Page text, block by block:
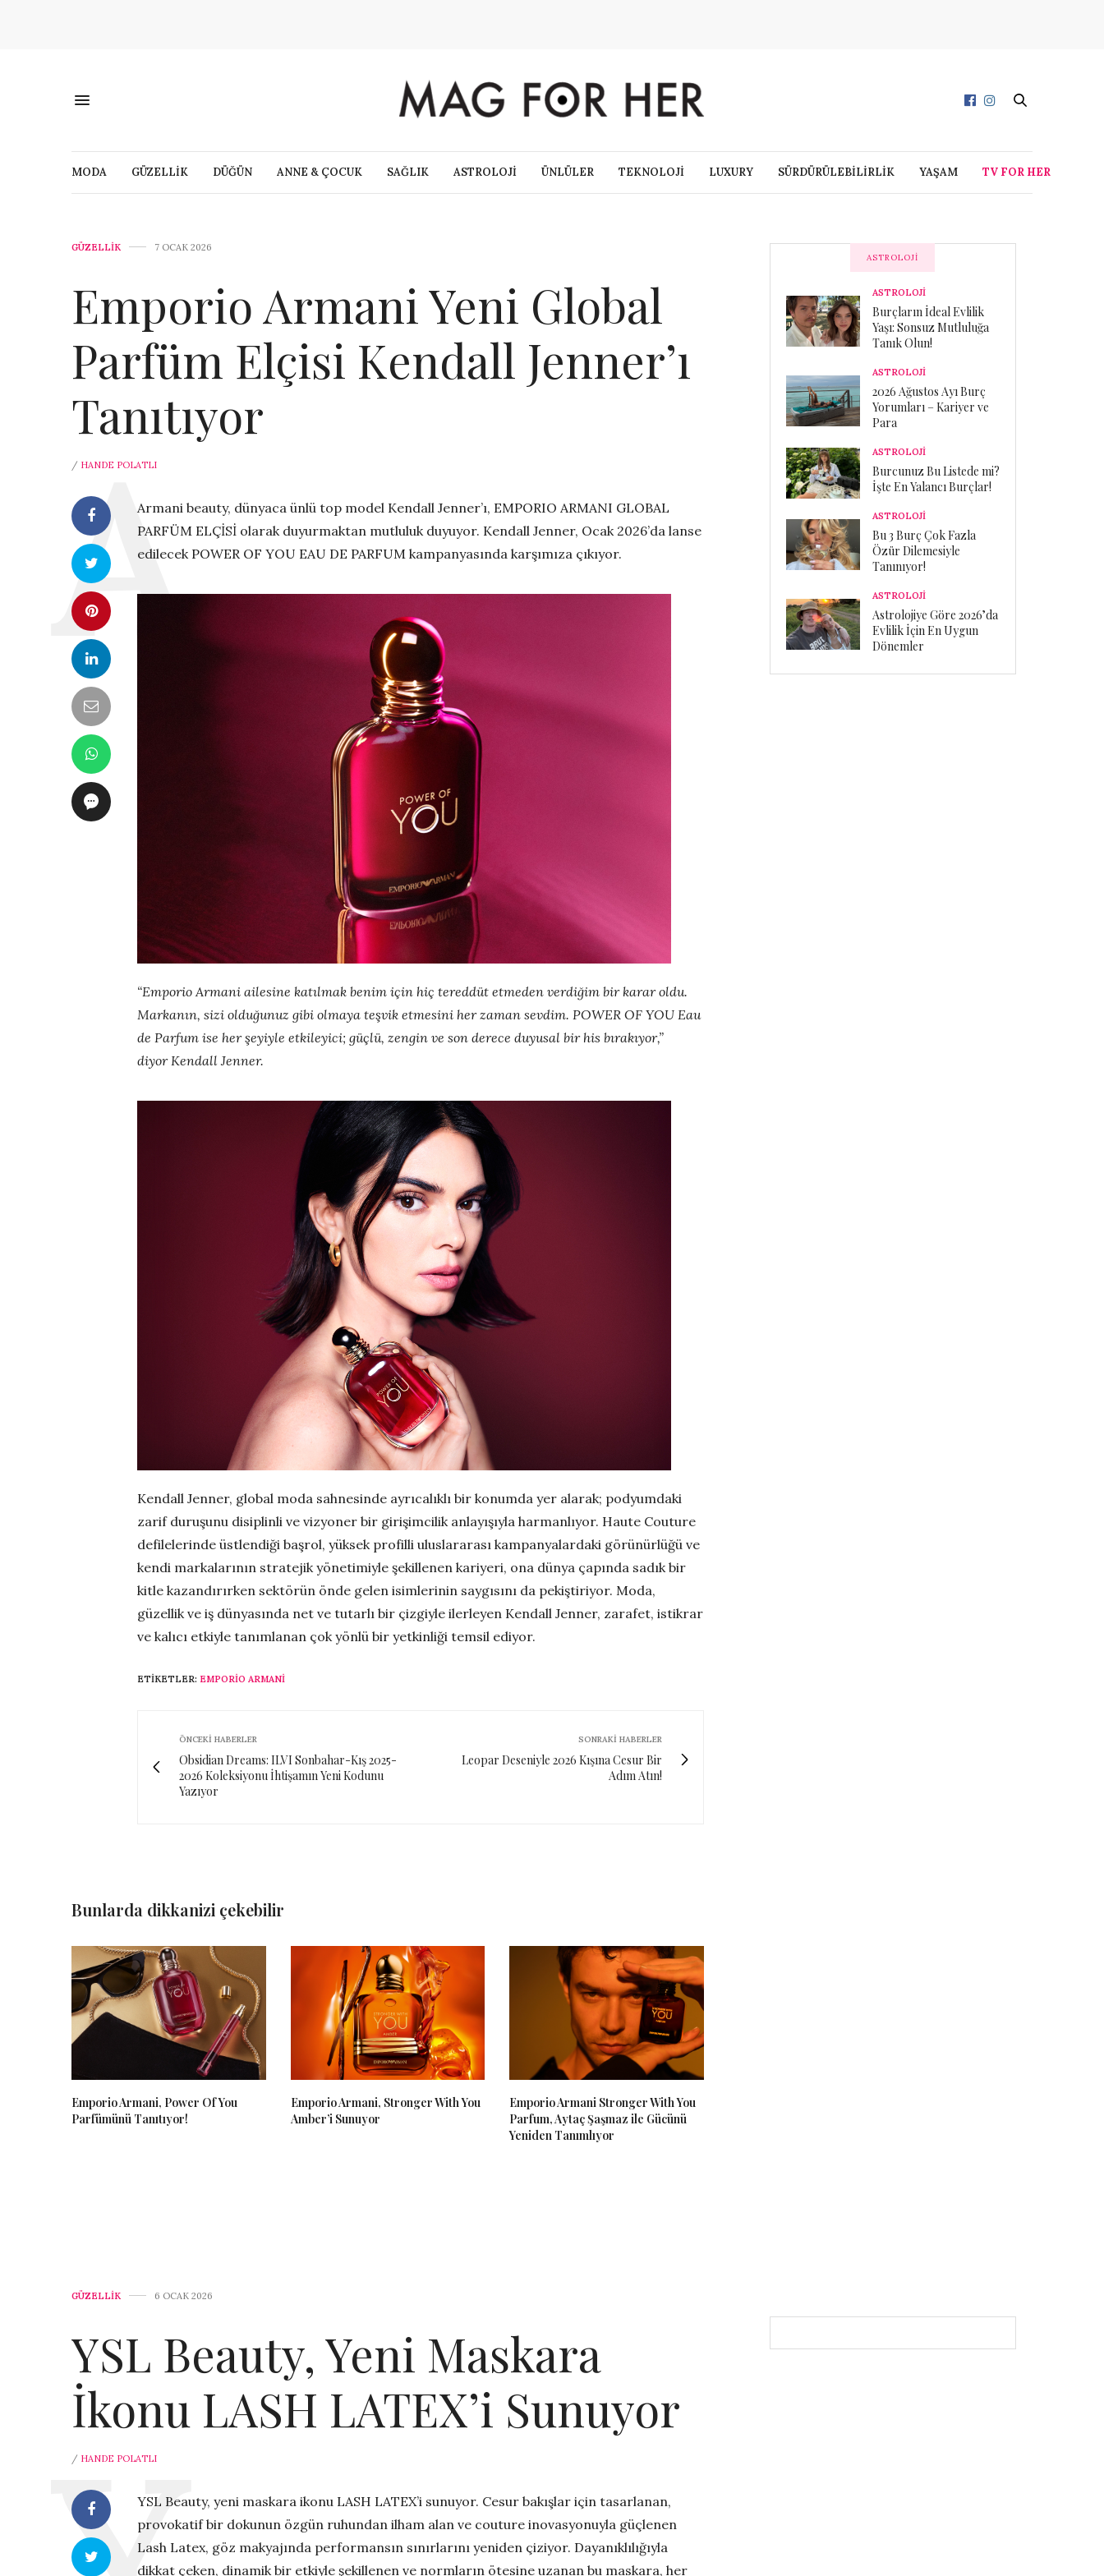
MODA GÜZELLİK DÜĞÜN ANNE & ÇOCUK SAĞLIK ASTROLOJİ ÜNLÜLER TEKNOLOJİ LUXURY SÜRDÜRÜLEBİLİRLİK YAŞAM TV FOR HER
GÜZELLİK 7 OCAK 2026
Emporio Armani Yeni Global
Parfüm Elçisi Kendall Jenner’ı
Tanıtıyor
/ HANDE POLATLI
Armani beauty, dünyaca ünlü top model Kendall Jenner’ı, EMPORIO ARMANI GLOBAL
PARFÜM ELÇİSİ olarak duyurmaktan mutluluk duyuyor. Kendall Jenner, Ocak 2026’da lanse
edilecek POWER OF YOU EAU DE PARFUM kampanyasında karşımıza çıkıyor.
“Emporio Armani ailesine katılmak benim için hiç tereddüt etmeden verdiğim bir karar oldu.
Markanın, sizi olduğunuz gibi olmaya teşvik etmesini her zaman sevdim. POWER OF YOU Eau
de Parfum ise her şeyiyle etkileyici; güçlü, zengin ve son derece duyusal bir his bırakıyor,”
diyor Kendall Jenner.
Kendall Jenner, global moda sahnesinde ayrıcalıklı bir konumda yer alarak; podyumdaki
zarif duruşunu disiplinli ve vizyoner bir girişimcilik anlayışıyla harmanlıyor. Haute Couture
defilelerinde üstlendiği başrol, yüksek profilli uluslararası kampanyalardaki görünürlüğü ve
kendi markalarının stratejik yönetimiyle şekillenen kariyeri, ona dünya çapında sadık bir
kitle kazandırırken sektörün önde gelen isimlerinin saygısını da pekiştiriyor. Moda,
güzellik ve iş dünyasında net ve tutarlı bir çizgiyle ilerleyen Kendall Jenner, zarafet, istikrar
ve kalıcı etkiyle tanımlanan çok yönlü bir yetkinliği temsil ediyor.
ETIKETLER: EMPORIO ARMANI
ÖNCEKI HABERLER
Obsidian Dreams: ILVI Sonbahar-Kış 2025-
2026 Koleksiyonu İhtişamın Yeni Kodunu
Yazıyor
SONRAKI HABERLER
Leopar Deseniyle 2026 Kışına Cesur Bir
Adım Atın!
Bunlarda dikkanizi çekebilir
Emporio Armani, Power Of You
Parfümünü Tanıtıyor!
Emporio Armani, Stronger With You
Amber’i Sunuyor
Emporio Armani Stronger With You
Parfum, Aytaç Şaşmaz ile Gücünü
Yeniden Tanımlıyor
ASTROLOJI
ASTROLOJİ
Burçların İdeal Evlilik
Yaşı: Sonsuz Mutluluğa
Tanık Olun!
ASTROLOJİ
2026 Ağustos Ayı Burç
Yorumları – Kariyer ve
Para
ASTROLOJİ
Burcunuz Bu Listede mi?
İşte En Yalancı Burçlar!
ASTROLOJİ
Bu 3 Burç Çok Fazla
Özür Dilemesiyle
Tanınıyor!
ASTROLOJİ
Astrolojiye Göre 2026’da
Evlilik İçin En Uygun
Dönemler
GÜZELLİK 6 OCAK 2026
YSL Beauty, Yeni Maskara
İkonu LASH LATEX’i Sunuyor
/ HANDE POLATLI
YSL Beauty, yeni maskara ikonu LASH LATEX’i sunuyor. Cesur bakışlar için tasarlanan,
provokatif bir dokunun özgün ruhundan ilham alan ve couture inovasyonuyla güçlenen
Lash Latex, göz makyajında performansın sınırlarını yeniden çiziyor. Dayanıklılığıyla
dikkat çeken, dinamik bir etkiyle şekillenen ve normların ötesine uzanan bu maskara, her